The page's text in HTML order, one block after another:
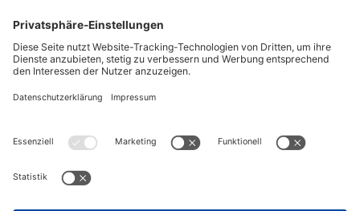
informiert!
Aktuelle News rund um ScanHaus &
das Thema Hausbau
Sofort informiert über neue Artikel
ZUM NEWSLETTER ANMELDEN